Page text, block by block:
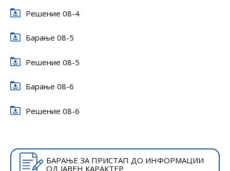
Решение 08-4
Бaрање 08-5
Решение 08-5
Бaрање 08-6
Решение 08-6
БАРАЊЕ ЗА ПРИСТАП ДО ИНФОРМАЦИИ
ОД ЈАВЕН КАРАКТЕР